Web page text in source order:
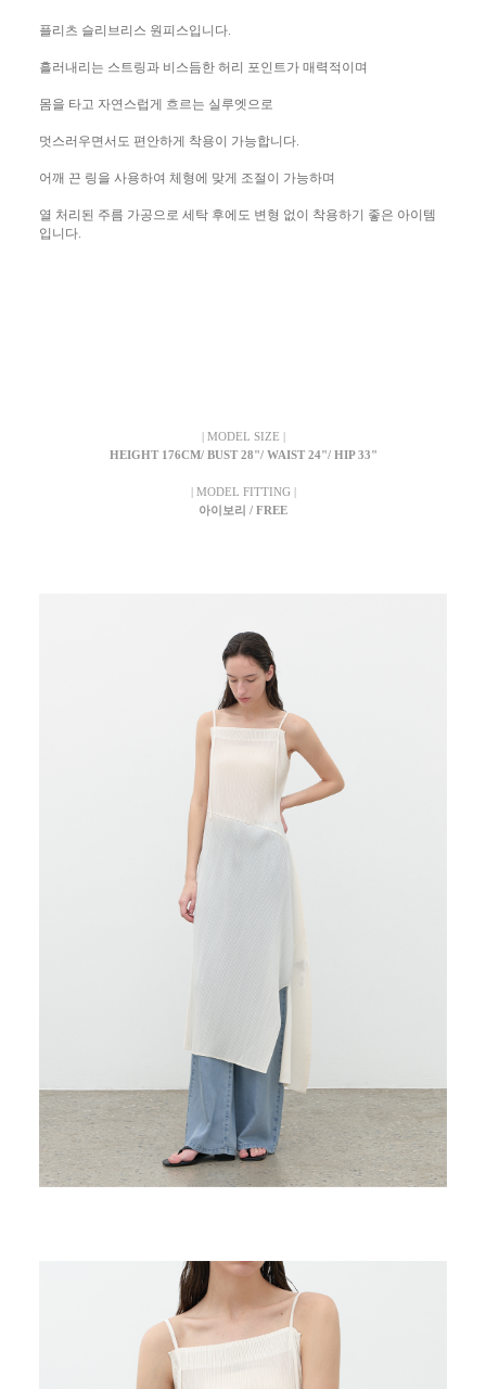
플리츠 슬리브리스 원피스입니다.
흘러내리는 스트링과 비스듬한 허리 포인트가 매력적이며
몸을 타고 자연스럽게 흐르는 실루엣으로
멋스러우면서도 편안하게 착용이 가능합니다.
어깨 끈 링을 사용하여 체형에 맞게 조절이 가능하며
열 처리된 주름 가공으로 세탁 후에도 변형 없이 착용하기 좋은 아이템
입니다.
| MODEL SIZE |
HEIGHT 176CM/ BUST 28"/ WAIST 24"/ HIP 33"
| MODEL FITTING |
아이보리 / FREE